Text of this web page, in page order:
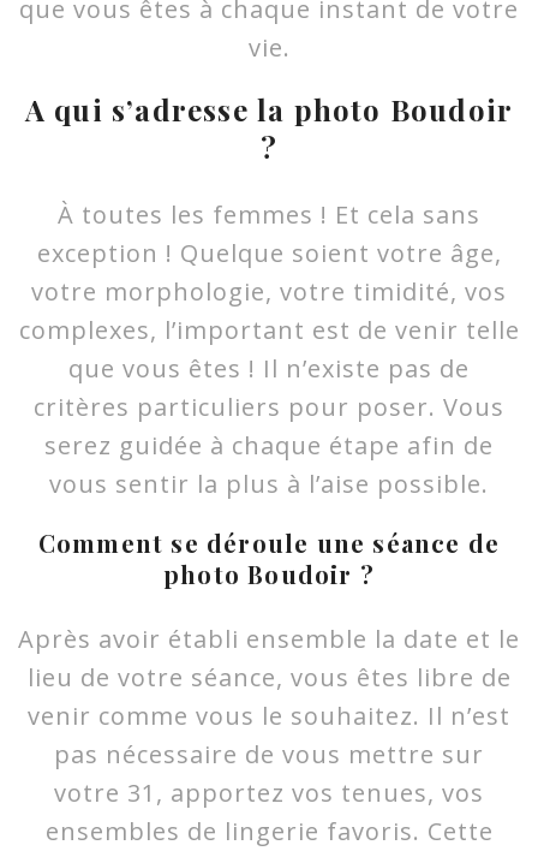
que vous êtes à chaque instant de votre
vie.
A qui s’adresse la photo Boudoir
?
À toutes les femmes ! Et cela sans
exception ! Quelque soient votre âge,
votre morphologie, votre timidité, vos
complexes, l’important est de venir telle
que vous êtes ! Il n’existe pas de
critères particuliers pour poser. Vous
serez guidée à chaque étape afin de
vous sentir la plus à l’aise possible.
Comment se déroule une séance de
photo Boudoir ?
Après avoir établi ensemble la date et le
lieu de votre séance, vous êtes libre de
venir comme vous le souhaitez. Il n’est
pas nécessaire de vous mettre sur
votre 31, apportez vos tenues, vos
ensembles de lingerie favoris. Cette